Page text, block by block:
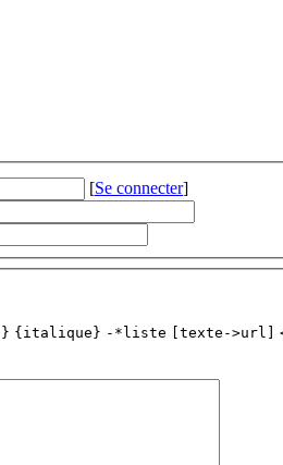
[Se connecter]
{italique} -*liste [texte->url]